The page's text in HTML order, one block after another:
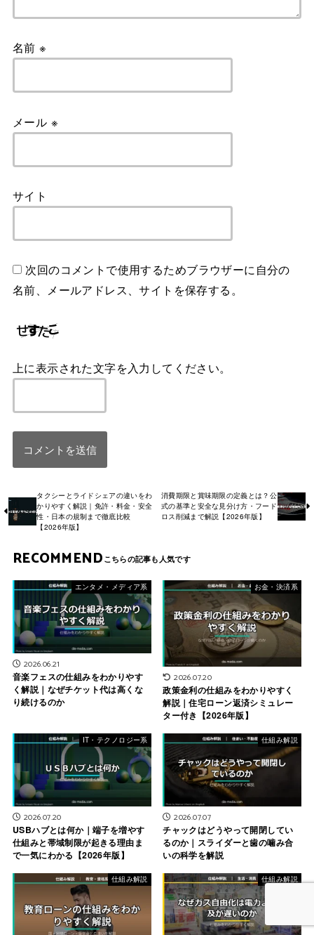
名前※
メール ※
サイト
次回のコメントで使用するためブラウザーに自分の
名前、メールアドレス、サイトを保存する。
上に表示された文字を入力してください。
タクシーとライドシェアの違いをわ
かりやすく解説｜免許・料金・安全
性・日本の規制まで徹底比較
【2026年版】
消費期限と賞味期限の定義とは？公
式の基準と安全な見分け方・フード
ロス削減まで解説【2026年版】
RECOMMEND
エンタメ・メディア系
2026.06.21
音楽フェスの仕組みをわかりやす
く解説｜なぜチケット代は高くな
り続けるのか
お金・決済系
2026.07.20
政策金利の仕組みをわかりやすく
解説｜住宅ローン返済シミュレー
ター付き【2026年版】
IT・テクノロジー系
2026.07.20
USBハブとは何か｜端子を増やす
仕組みと帯域制限が起きる理由ま
で一気にわかる【2026年版】
仕組み解説
2026.07.07
チャックはどうやって開閉してい
るのか｜スライダーと歯の噛み合
いの科学を解説
仕組み解説 仕組み解説